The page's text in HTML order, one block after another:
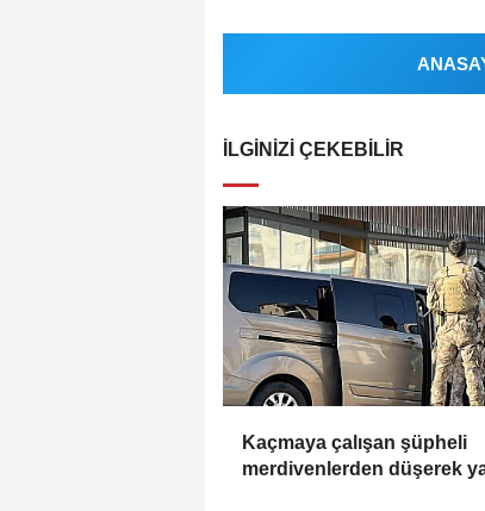
İLGINIZI ÇEKEBILIR
Kaçmaya çalışan şüpheli
merdivenlerden düşerek